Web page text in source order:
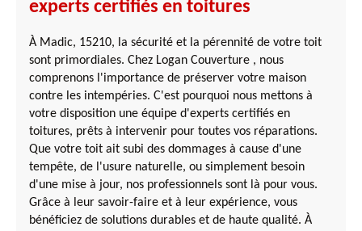
experts certifiés en toitures
À Madic, 15210, la sécurité et la pérennité de votre toit
sont primordiales. Chez Logan Couverture , nous
comprenons l'importance de préserver votre maison
contre les intempéries. C'est pourquoi nous mettons à
votre disposition une équipe d'experts certifiés en
toitures, prêts à intervenir pour toutes vos réparations.
Que votre toit ait subi des dommages à cause d'une
tempête, de l'usure naturelle, ou simplement besoin
d'une mise à jour, nos professionnels sont là pour vous.
Grâce à leur savoir-faire et à leur expérience, vous
bénéficiez de solutions durables et de haute qualité. À